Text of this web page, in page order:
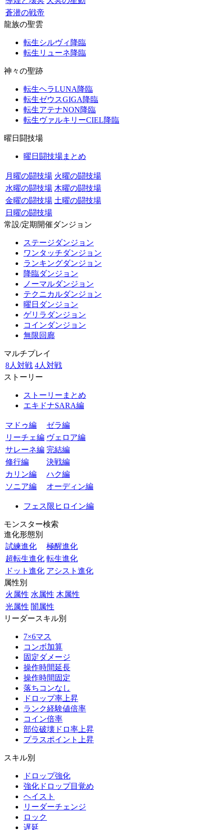
蒼潜の戦帝
龍族の聖雲
転生シルヴィ降臨
転生リューネ降臨
神々の聖跡
転生ヘラLUNA降臨
転生ゼウスGIGA降臨
転生アテナNON降臨
転生ヴァルキリーCIEL降臨
曜日闘技場
曜日闘技場まとめ
月曜の闘技場 火曜の闘技場
水曜の闘技場 木曜の闘技場
金曜の闘技場 土曜の闘技場
日曜の闘技場
常設/定期開催ダンジョン
ステージダンジョン
ワンタッチダンジョン
ランキングダンジョン
降臨ダンジョン
ノーマルダンジョン
テクニカルダンジョン
曜日ダンジョン
ゲリラダンジョン
コインダンジョン
無限回廊
マルチプレイ
8人対戦 4人対戦
ストーリー
ストーリーまとめ
エキドナSARA編
マドゥ編
ゼラ編
リーチェ編 ヴェロア編
サレーネ編 完結編
修行編
決戦編
カリン編
ハク編
ソニア編
オーディン編
フェス限ヒロイン編
モンスター検索
進化形態別
試練進化
極醒進化
超転生進化 転生進化
ドット進化 アシスト進化
属性別
火属性 水属性 木属性
光属性 闇属性
リーダースキル別
7×6マス
コンボ加算
固定ダメージ
操作時間延長
操作時間固定
落ちコンなし
ドロップ率上昇
ランク経験値倍率
コイン倍率
部位破壊ドロ率上昇
プラスポイント上昇
スキル別
ドロップ強化
強化ドロップ目覚め
ヘイスト
リーダーチェンジ
ロック
遅延